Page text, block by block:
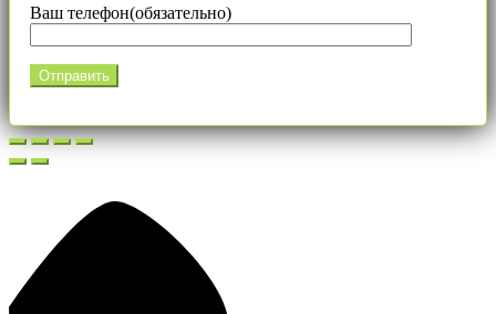
Ваш телефон(обязательно)